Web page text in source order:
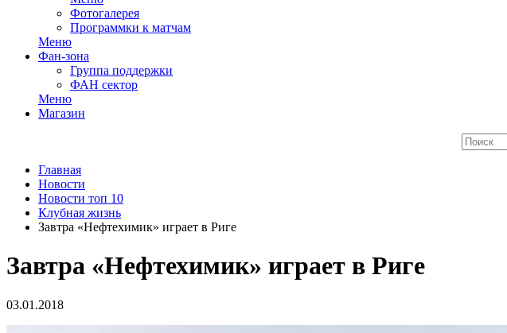
Фотогалерея
Программки к матчам
Меню
Фан-зона
Группа поддержки
ФАН сектор
Меню
Магазин
Главная
Новости
Новости топ 10
Клубная жизнь
Завтра «Нефтехимик» играет в Риге
Завтра «Нефтехимик» играет в Риге
03.01.2018